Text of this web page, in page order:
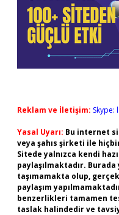
Reklam ve İletişim: Skype:
Yasal Uyarı: Bu internet
veya şahıs şirketi ile
Sitede yalnızca kendi
paylaşılmaktadır.
taşımamakta olup,
paylaşım
benzerlikleri tamamen
taslak halindedir ve